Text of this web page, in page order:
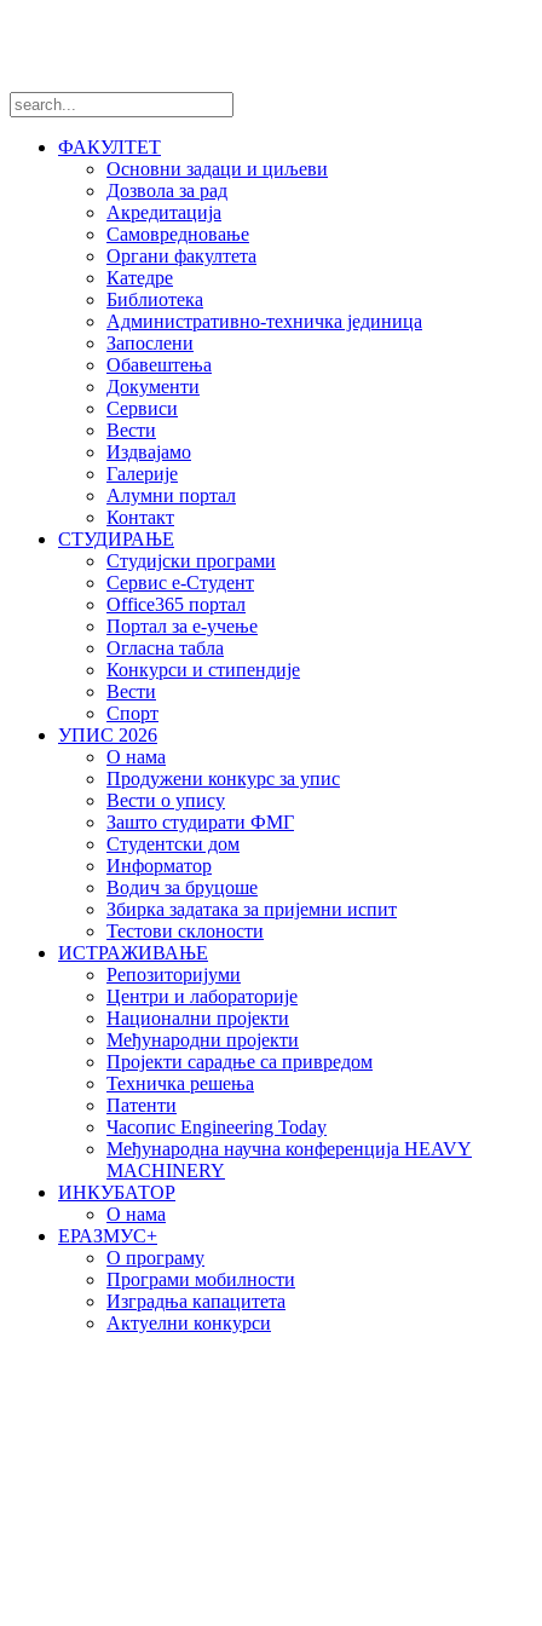
ФАКУЛТЕТ
Основни задаци и циљеви
Дозвола за рад
Акредитација
Самовредновање
Органи факултета
Катедре
Библиотека
Административно-техничка јединица
Запослени
Обавештења
Документи
Сервиси
Вести
Издвајамо
Галерије
Алумни портал
Контакт
СТУДИРАЊЕ
Студијски програми
Сервис е-Студент
Office365 портал
Портал за е-учење
Огласна табла
Конкурси и стипендије
Вести
Спорт
УПИС 2026
О нама
Продужени конкурс за упис
Вести о упису
Зашто студирати ФМГ
Студентски дом
Информатор
Водич за бруцоше
Збиркa задатака за пријемни испит
Тестови склоности
ИСТРАЖИВАЊЕ
Репозиторијуми
Центри и лабораторије
Национални пројекти
Међународни пројекти
Пројекти сарадње са привредом
Техничка решења
Патенти
Часопис Engineering Today
Међународна научна конференција HEAVY
MACHINERY
ИНКУБАТОР
О нама
EРАЗМУС+
О програму
Програми мобилности
Изградња капацитета
Актуелни конкурси